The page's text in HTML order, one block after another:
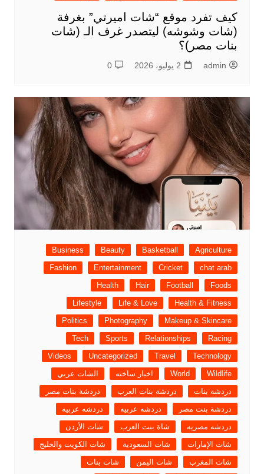
كيف تفرد موقع “شات اميرتي” بغرفة
(شات وشوشه) ليتصدر غرف الـ (شات
بنات مصر)؟
admin 2 يوليو، 2026 0
Agriculture
Basketball
Beauty
Business
chat arab
Cricket
Entertainment
Fashion
Foods
Football
Hair
Health
Health & Fitness
Life & Love
Lifestyle
Makeup & Skincare
Photography
Politics
Racing
Relationships
Sports
Tech
Technology
Travel
Uncategorized
Videos
Wildlife
World اخبار ساخنه
الشات عربي
دردشة بنات
دردشة بنات العرب
دردشة بنات مصر
دردشة بنت مصر
دردشه عربيه
دردشه عربيه
دردشه مصريه
شاة بنت العرب
شات الأردن
شات الإمارات
شات السعودية
شات الكويت والخليج
شات المغرب
شات اليمن
شات بنات